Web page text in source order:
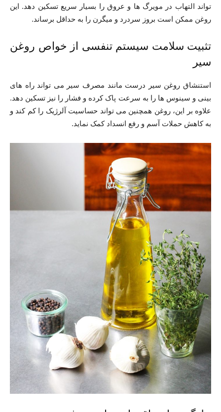
تواند التهاب در مویرگ ها و عروق را بسیار سریع تسکین دهد. این
روغن ممکن است بروز سردرد و میگرن را به حداقل برساند.
تثبیت سلامت سیستم تنفسی از خواص روغن
سیر
استنشاق روغن سیر درست مانند مصرف سیر می تواند راه های
بینی و سینوس ها را به سرعت پاک کرده و فشار را نیز تسکین دهد.
علاوه بر این، روغن همچنین می تواند حساسیت آلرژیک را کم کند و
به کاهش حملات آسم و رفع انسداد کمک نماید.